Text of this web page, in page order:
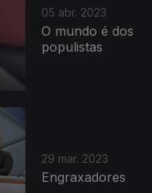
05 abr. 2023
O mundo é dos
populistas
29 mar. 2023
Engraxadores